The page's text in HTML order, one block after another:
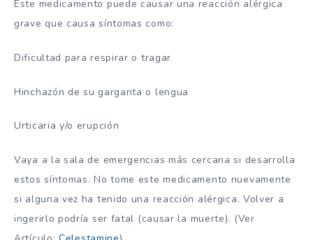
Este medicamento puede causar una reacción alérgica
grave que causa síntomas como:
Dificultad para respirar o tragar
Hinchazón de su garganta o lengua
Urticaria y/o erupción
Vaya a la sala de emergencias más cercana si desarrolla
estos síntomas. No tome este medicamento nuevamente
si alguna vez ha tenido una reacción alérgica. Volver a
ingerirlo podría ser fatal (causar la muerte). (Ver